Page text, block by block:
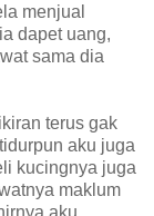
menjual
dapet uang,
sama dia
terus gak
aku juga
kucingnya juga
maklum
aku